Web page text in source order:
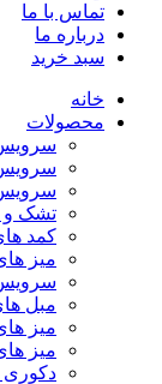
تماس با ما
درباره ما
سبد خرید
خانه
محصولات
تشک و
کمد
میز
مبل
میز
میز
دکوری